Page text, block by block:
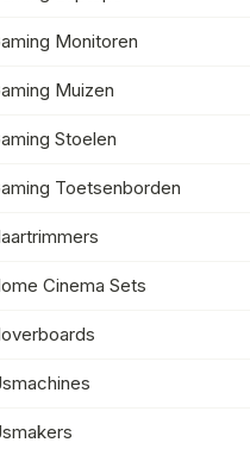
Monitoren
Muizen
Stoelen
Toetsenborden
Cinema Sets